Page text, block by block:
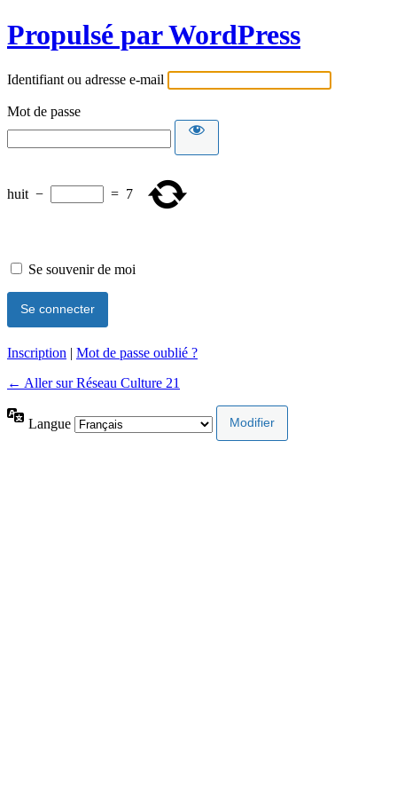
Propulsé par WordPress
Identifiant ou adresse e-mail
Mot de passe
huit − = 7
Se souvenir de moi
Inscription | Mot de passe oublié ?
← Aller sur Réseau Culture 21
Langue